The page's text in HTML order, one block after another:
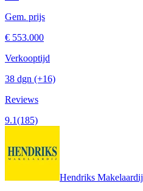
Gem. prijs
€ 553.000
Verkooptijd
38 dgn (+16)
Reviews
9.1(185)
Hendriks Makelaardij